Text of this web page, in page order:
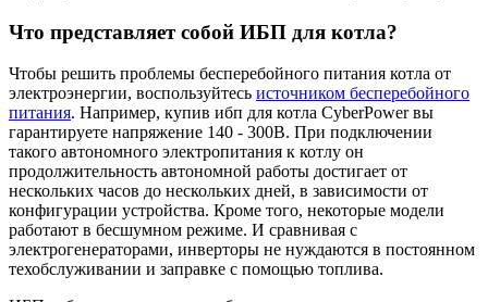
Что представляет собой ИБП для котла?
Чтобы решить проблемы бесперебойного питания котла от
электроэнергии, воспользуйтесь источником бесперебойного
питания. Например, купив ибп для котла CyberPower вы
гарантируете напряжение 140 - 300В. При подключении
такого автономного электропитания к котлу он
продолжительность автономной работы достигает от
нескольких часов до нескольких дней, в зависимости от
конфигурации устройства. Кроме того, некоторые модели
работают в бесшумном режиме. И сравнивая с
электрогенераторами, инверторы не нуждаются в постоянном
техобслуживании и заправке с помощью топлива.